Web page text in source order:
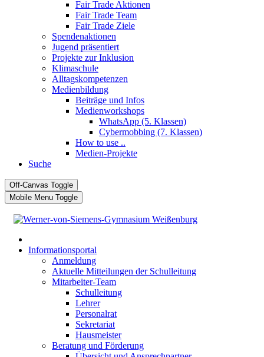
Fair Trade Aktionen
Fair Trade Team
Fair Trade Ziele
Spendenaktionen
Jugend präsentiert
Projekte zur Inklusion
Klimaschule
Alltagskompetenzen
Medienbildung
Beiträge und Infos
Medienworkshops
WhatsApp (5. Klassen)
Cybermobbing (7. Klassen)
How to use ..
Medien-Projekte
Suche
Off-Canvas Toggle
Mobile Menu Toggle
Informationsportal
Anmeldung
Aktuelle Mitteilungen der Schulleitung
Mitarbeiter-Team
Schulleitung
Lehrer
Personalrat
Sekretariat
Hausmeister
Beratung und Förderung